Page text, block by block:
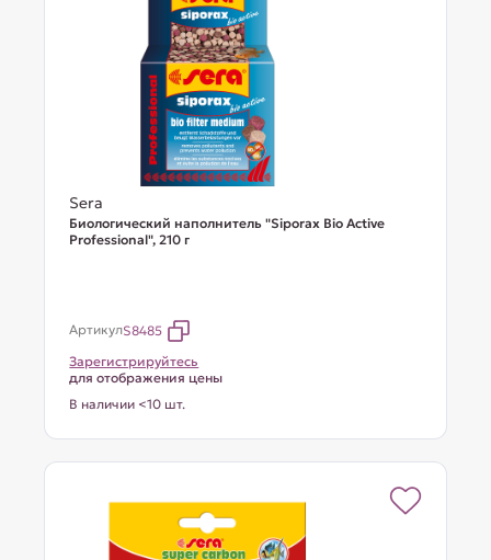
Sera
Биологический наполнитель "Siporax Bio Active
Professional", 210 г
АртикулS8485
Зарегистрируйтесь
для отображения цены
В наличии <10 шт.